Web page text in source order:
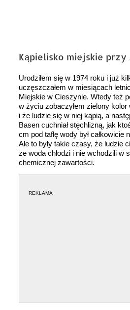
Kąpielisko miejskie przy
Urodziłem się w 1974 roku i już
uczęszczałem w miesiącach
Miejskie w Cieszynie. Wtedy też
w życiu zobaczyłem zielony kolor
i że ludzie się w niej kąpią, a
Basen cuchniał stęchlizną, jak
cm pod taflę wody był całkowicie
Ale to były takie czasy, że ludzie
ze woda chłodzi i nie wchodzili w
chemicznej zawartości.
REKLAMA